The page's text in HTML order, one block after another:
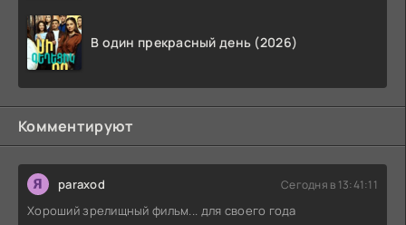
В один прекрасный день (2026)
Комментируют
paraxod Сегодня в 13:41:11
Хороший зрелищный фильм... для своего года